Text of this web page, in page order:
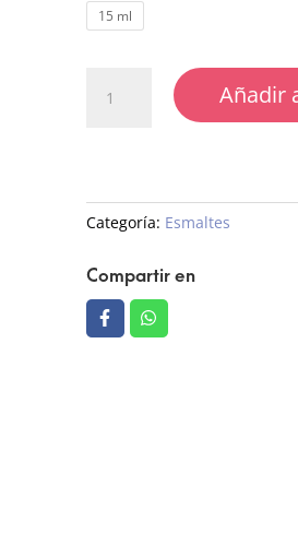
15 ml
Esmalte
Semipermanente
Añadir
Categoría: Esmaltes
Compartir en